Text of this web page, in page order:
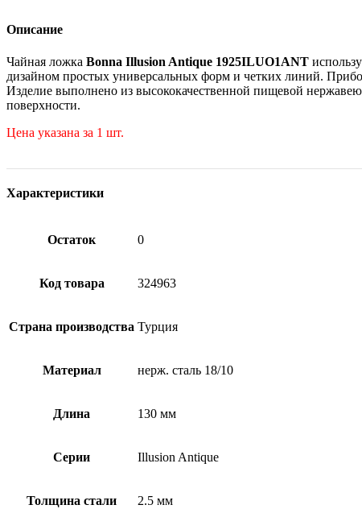
Описание
Чайная ложка Bonna Illusion Antique 1925ILUO1ANT
дизайном простых универсальных форм и четких линий.
Изделие выполнено из высококачественной пищевой
поверхности.
Цена указана за 1 шт.
Характеристики
Остаток 0
Код товара 324963
Страна производства Турция
Материал нерж. сталь 18/10
Длина 130 мм
Серии Illusion Antique
Толщина стали 2.5 мм